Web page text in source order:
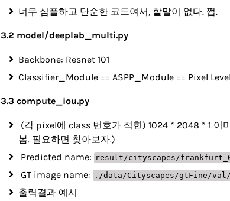
너무 심플하고 단순한 코드여서, 할말이 없다. 쩝.
3.2 model/deeplab_multi.py
Backbone: Resnet 101
Classifier_Module == ASPP_Module == Pixel
3.3 compute_iou.py
(각 pixel에 class 번호가 적힌) 1024 * 2048 * 1
봄. 필요하면 찾아보자.)
Predicted name: result/cityscapes/
GT image name: ./data/Cityscapes/gtFine/val/
출력결과 예시